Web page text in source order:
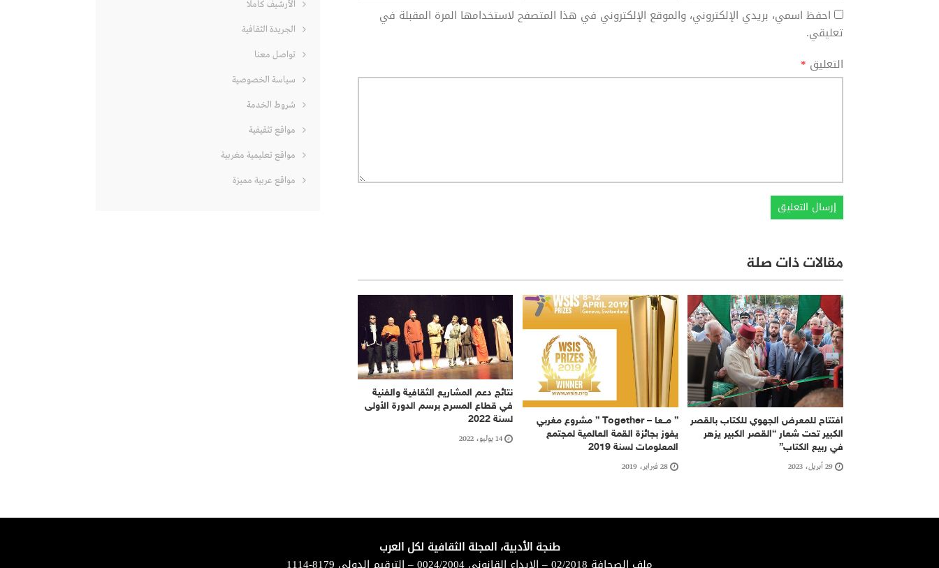
احفظ اسمي، بريدي الإلكتروني، والموقع الإلكتروني في هذا المتصفح لاستخدامها المرة المقبلة في
تعليقي.
التعليق *
مقالات ذات صلة
افتتاح للمعرض الجهوي للكتاب بالقصر
الكبير تحت شعار “القصر الكبير يزهر
في ربيع الكتاب”
29 أبريل، 2023
” مــعا – Together ” مشروع مغربي
يفوز بجائزة القمة العالمية لمجتمع
المعلومات لسنة 2019
28 فبراير، 2019
نتائج دعم المشاريع الثقافية والفنية
في قطاع المسرح برسم الدورة الأولى
لسنة 2022
14 يوليو، 2022
الأرشيف كاملا
الجريدة الثقافية
تواصل معنا
سياسة الخصوصية
شروط الخدمة
مواقع تثقيفية
مواقع تعليمية مغربية
مواقع عربية مميزة
طنجة الأدبية، المجلة الثقافية لكل العرب